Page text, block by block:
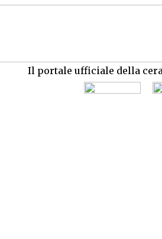
Il portale ufficiale della